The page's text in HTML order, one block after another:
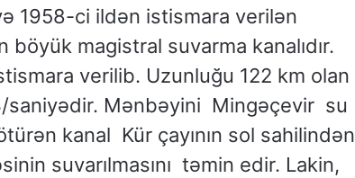
1958-ci ildən istismara verilən
böyük magistral suvarma kanalıdır.
verilib. Uzunluğu 122 km olan
Mənbəyini Mingəçevir su
kanal Kür çayının sol sahilindən
suvarılmasını təmin edir. Lakin,